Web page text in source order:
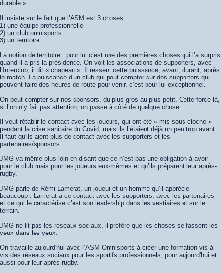
durable ».
Il insiste sur le fait que l’ASM est 3 choses :
1) une équipe professionnelle
2) un club omnisports
3) un territoire.
La notion de territoire : pour lui c’est une des premières choses qui l’a surpris
quand il a pris la présidence. On voit les associations de supporters, avec
l’Interclub, il dit « chapeau ». Il ressent cette puissance, avant, durant, après
le match. La puissance d’un club qui peut compter sur des supporters qui
peuvent faire des heures de route pour venir, c’est pour lui exceptionnel.
On peut compter sur nos sponsors, du plus gros au plus petit. Cette force-là,
si l’on n’y fait pas attention, on passe à côté de quelque chose.
Il veut rétablir le contact avec les joueurs, qui ont été « mis sous cloche »
pendant la crise sanitaire du Covid, mais ils l’étaient déjà un peu trop avant.
Il faut qu'ils aient plus de contact avec les supporters et les
partenaires/sponsors.
JMG va même plus loin en disant que ce n’est pas une obligation à avoir
pour le club mais pour les joueurs eux-mêmes et qu’ils préparent leur après-
rugby.
JMG parle de Rémi Lamerat, un joueur et un homme qu’il apprécie
beaucoup : Lamerat a ce contact avec les supporters, avec les partenaires
et ce qui le caractérise c’est son leadership dans les vestiaires et sur le
terrain.
JMG ne lit pas les réseaux sociaux, il préfère que les choses se fassent les
yeux dans les yeux.
On travaille aujourd'hui avec l’ASM Omnisports à créer une formation vis-à-
vis des réseaux sociaux pour les sportifs professionnels, pour aujourd'hui et
aussi pour leur après-rugby.